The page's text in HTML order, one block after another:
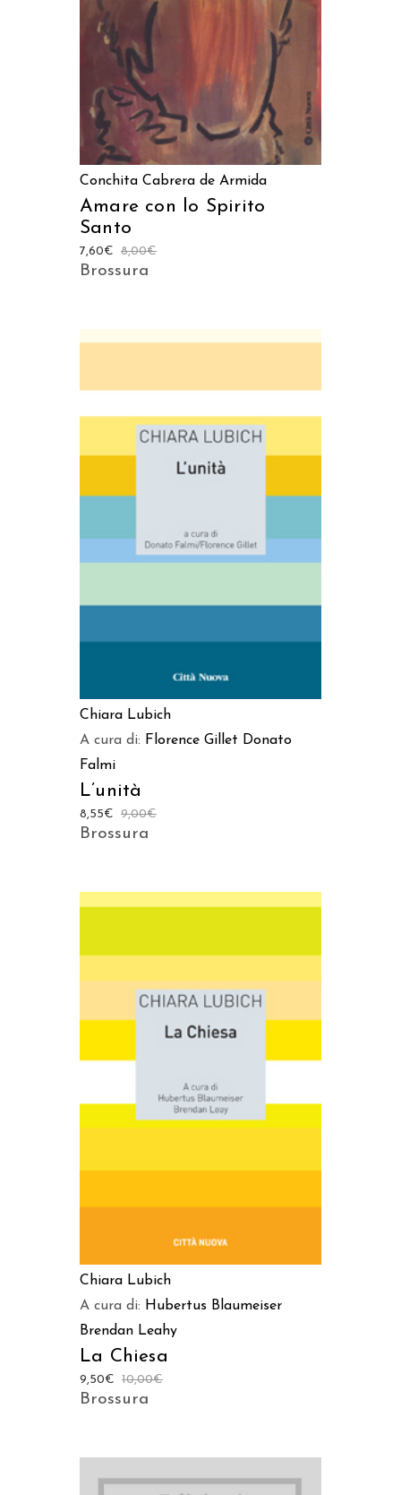
Conchita Cabrera de Armida
Amare con lo Spirito
Santo
8,00€
7,60€
Brossura
Chiara Lubich
A cura di: Florence Gillet Donato
Falmi
L’unità
9,00€
8,55€
Brossura
Chiara Lubich
A cura di: Hubertus Blaumeiser
Brendan Leahy
La Chiesa
10,00€
9,50€
Brossura